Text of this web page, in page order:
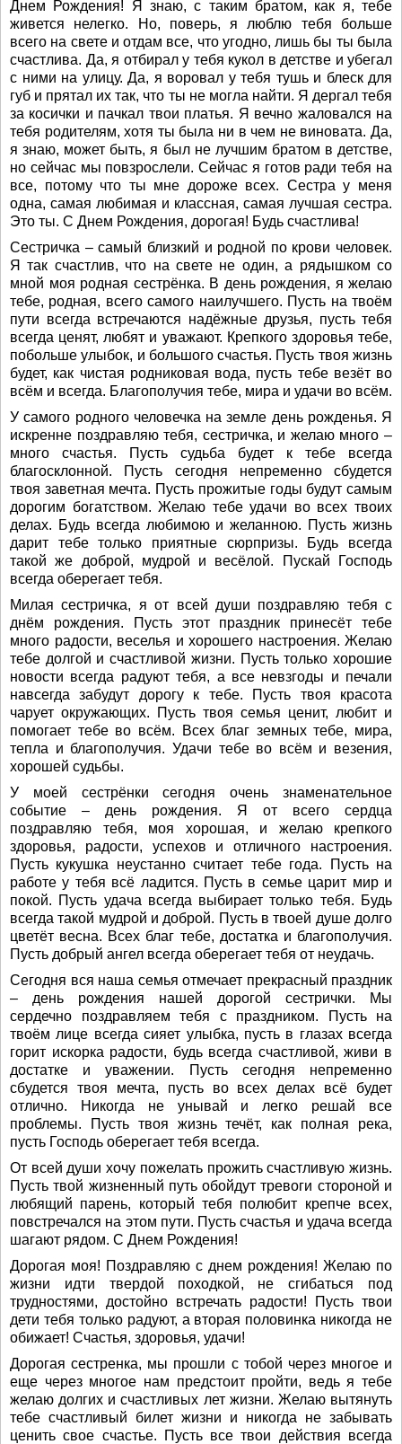
Днем Рождения! Я знаю, с таким братом, как я, тебе
живется нелегко. Но, поверь, я люблю тебя больше
всего на свете и отдам все, что угодно, лишь бы ты была
счастлива. Да, я отбирал у тебя кукол в детстве и убегал
с ними на улицу. Да, я воровал у тебя тушь и блеск для
губ и прятал их так, что ты не могла найти. Я дергал тебя
за косички и пачкал твои платья. Я вечно жаловался на
тебя родителям, хотя ты была ни в чем не виновата. Да,
я знаю, может быть, я был не лучшим братом в детстве,
но сейчас мы повзрослели. Сейчас я готов ради тебя на
все, потому что ты мне дороже всех. Сестра у меня
одна, самая любимая и классная, самая лучшая сестра.
Это ты. С Днем Рождения, дорогая! Будь счастлива!
Сестричка – самый близкий и родной по крови человек.
Я так счастлив, что на свете не один, а рядышком со
мной моя родная сестрёнка. В день рождения, я желаю
тебе, родная, всего самого наилучшего. Пусть на твоём
пути всегда встречаются надёжные друзья, пусть тебя
всегда ценят, любят и уважают. Крепкого здоровья тебе,
побольше улыбок, и большого счастья. Пусть твоя жизнь
будет, как чистая родниковая вода, пусть тебе везёт во
всём и всегда. Благополучия тебе, мира и удачи во всём.
У самого родного человечка на земле день рожденья. Я
искренне поздравляю тебя, сестричка, и желаю много –
много счастья. Пусть судьба будет к тебе всегда
благосклонной. Пусть сегодня непременно сбудется
твоя заветная мечта. Пусть прожитые годы будут самым
дорогим богатством. Желаю тебе удачи во всех твоих
делах. Будь всегда любимою и желанною. Пусть жизнь
дарит тебе только приятные сюрпризы. Будь всегда
такой же доброй, мудрой и весёлой. Пускай Господь
всегда оберегает тебя.
Милая сестричка, я от всей души поздравляю тебя с
днём рождения. Пусть этот праздник принесёт тебе
много радости, веселья и хорошего настроения. Желаю
тебе долгой и счастливой жизни. Пусть только хорошие
новости всегда радуют тебя, а все невзгоды и печали
навсегда забудут дорогу к тебе. Пусть твоя красота
чарует окружающих. Пусть твоя семья ценит, любит и
помогает тебе во всём. Всех благ земных тебе, мира,
тепла и благополучия. Удачи тебе во всём и везения,
хорошей судьбы.
У моей сестрёнки сегодня очень знаменательное
событие – день рождения. Я от всего сердца
поздравляю тебя, моя хорошая, и желаю крепкого
здоровья, радости, успехов и отличного настроения.
Пусть кукушка неустанно считает тебе года. Пусть на
работе у тебя всё ладится. Пусть в семье царит мир и
покой. Пусть удача всегда выбирает только тебя. Будь
всегда такой мудрой и доброй. Пусть в твоей душе долго
цветёт весна. Всех благ тебе, достатка и благополучия.
Пусть добрый ангел всегда оберегает тебя от неудачь.
Сегодня вся наша семья отмечает прекрасный праздник
– день рождения нашей дорогой сестрички. Мы
сердечно поздравляем тебя с праздником. Пусть на
твоём лице всегда сияет улыбка, пусть в глазах всегда
горит искорка радости, будь всегда счастливой, живи в
достатке и уважении. Пусть сегодня непременно
сбудется твоя мечта, пусть во всех делах всё будет
отлично. Никогда не унывай и легко решай все
проблемы. Пусть твоя жизнь течёт, как полная река,
пусть Господь оберегает тебя всегда.
От всей души хочу пожелать прожить счастливую жизнь.
Пусть твой жизненный путь обойдут тревоги стороной и
любящий парень, который тебя полюбит крепче всех,
повстречался на этом пути. Пусть счастья и удача всегда
шагают рядом. С Днем Рождения!
Дорогая моя! Поздравляю с днем рождения! Желаю по
жизни идти твердой походкой, не сгибаться под
трудностями, достойно встречать радости! Пусть твои
дети тебя только радуют, а вторая половинка никогда не
обижает! Счастья, здоровья, удачи!
Дорогая сестренка, мы прошли с тобой через многое и
еще через многое нам предстоит пройти, ведь я тебе
желаю долгих и счастливых лет жизни. Желаю вытянуть
тебе счастливый билет жизни и никогда не забывать
ценить свое счастье. Пусть все твои действия всегда